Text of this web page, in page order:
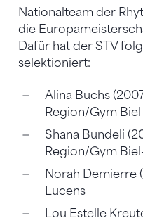
Nationalteam der
die
Dafür hat der STV
selektioniert:
Alina Buchs
Region/Gym
Shana Bundeli
Region/Gym
Norah Demierre
Lucens
Lou Estelle